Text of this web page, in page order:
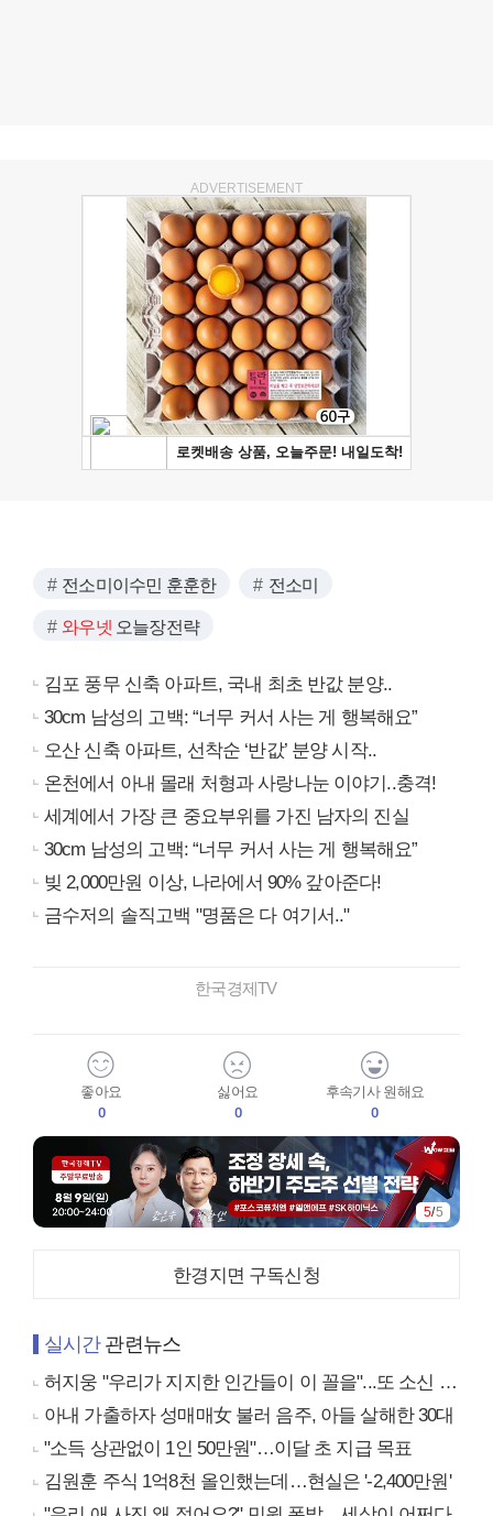
ADVERTISEMENT
전소미이수민 훈훈한 전소미
와우넷 오늘장전략
김포 풍무 신축 아파트, 국내 최초 반값 분양..
30cm 남성의 고백: “너무 커서 사는 게 행복해요”
오산 신축 아파트, 선착순 ‘반값’ 분양 시작..
온천에서 아내 몰래 처형과 사랑나눈 이야기..충격!
세계에서 가장 큰 중요부위를 가진 남자의 진실
30cm 남성의 고백: “너무 커서 사는 게 행복해요”
빚 2,000만원 이상, 나라에서 90% 갚아준다!
금수저의 솔직고백 "명품은 다 여기서.."
한국경제TV
좋아요
0
싫어요
0
후속기사 원해요
0
5/5
한경지면 구독신청
실시간관련뉴스
허지웅 "우리가 지지한 인간들이 이 꼴을"...또 소신 발언
아내 가출하자 성매매女 불러 음주, 아들 살해한 30대
"소득 상관없이 1인 50만원"…이달 초 지급 목표
김원훈 주식 1억8천 올인했는데…현실은 '-2,400만원'